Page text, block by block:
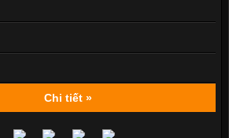
Chi tiết »